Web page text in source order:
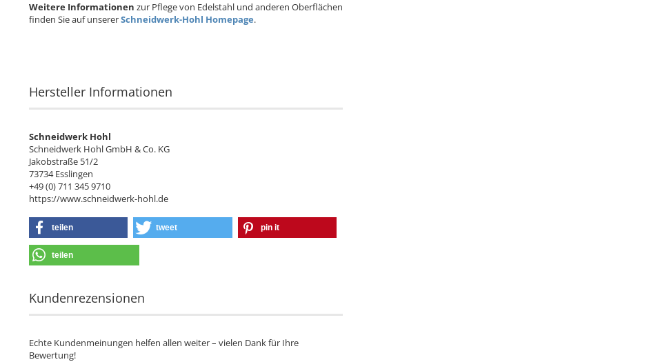
Weitere Informationen zur Pflege von Edelstahl und anderen Oberflächen
finden Sie auf unsererSchneidwerk-Hohl Homepage.
Hersteller Informationen
Schneidwerk Hohl
Schneidwerk Hohl GmbH & Co. KG
Jakobstraße 51/2
73734 Esslingen
+49 (0) 711 345 9710
https://www.schneidwerk-hohl.de
teilen tweet pin it
teilen
Kundenrezensionen
Echte Kundenmeinungen helfen allen weiter – vielen Dank für Ihre
Bewertung!